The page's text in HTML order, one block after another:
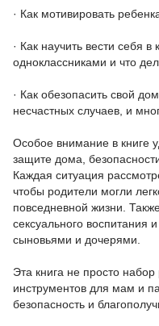
· Как мотивировать
· Как научить вести себя
одноклассниками и что
· Как обезопасить свой
несчастных случаев, и
Особое внимание в книге
защите дома,
Каждая ситуация
чтобы родители могли
повседневной жизни.
сексуального воспитания
сыновьями и дочерями.
Эта книга не просто
инструментов для мам и
безопасность и